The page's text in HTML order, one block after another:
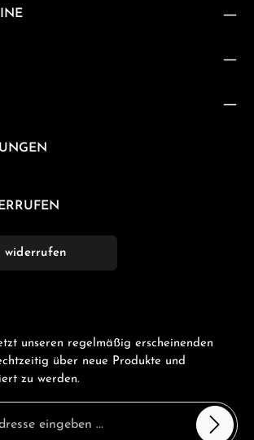
widerrufen
unseren regelmäßig erscheinenden
über neue Produkte und
zu werden.